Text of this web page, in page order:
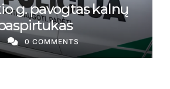
g. pavogtas kalnų
0 COMMENTS